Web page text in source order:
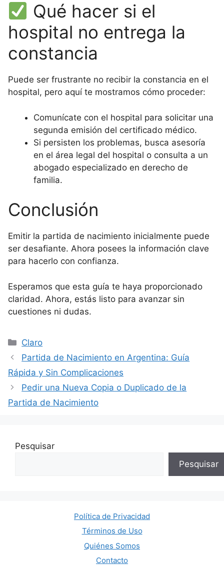
Qué hacer si el
hospital no entrega la
constancia
Puede ser frustrante no recibir la constancia en el
hospital, pero aquí te mostramos cómo proceder:
Comunícate con el hospital para solicitar una
segunda emisión del certificado médico.
Si persisten los problemas, busca asesoría
en el área legal del hospital o consulta a un
abogado especializado en derecho de
familia.
Conclusión
Emitir la partida de nacimiento inicialmente puede
ser desafiante. Ahora posees la información clave
para hacerlo con confianza.
Esperamos que esta guía te haya proporcionado
claridad. Ahora, estás listo para avanzar sin
cuestiones ni dudas.
Categorías
Claro
Partida de Nacimiento en Argentina: Guía
Rápida y Sin Complicaciones
Pedir una Nueva Copia o Duplicado de la
Partida de Nacimiento
Pesquisar
Pesquisar
Política de Privacidad
Términos de Uso
Quiénes Somos
Contacto